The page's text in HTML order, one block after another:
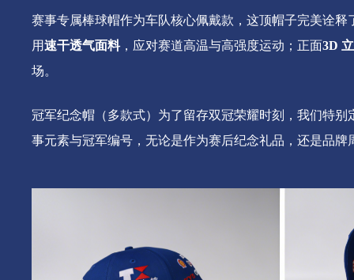
赛事专属棒球帽作为车队核心佩戴款，这顶帽子完美诠释
用速干透气面料，应对赛道高温与高强度运动；正面3D
场。
冠军纪念帽（多款式） 为了留存双冠荣耀时刻，我们特别
事元素与冠军编号，无论是作为赛后纪念礼品，还是品